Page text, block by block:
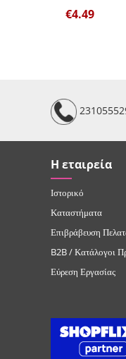
€4.49
Η εταιρεία
Ιστορικό
Καταστήματα
Επιβράβευση
B2B / Κατάλογοι
Εύρεση Εργασίας